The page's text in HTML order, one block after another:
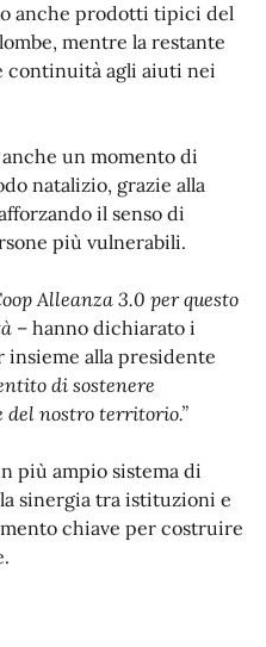
anche prodotti tipici del
mentre la restante
continuità agli aiuti nei
un momento di
natalizio, grazie alla
il senso di
più vulnerabili.
Alleanza 3.0 per questo
– hanno dichiarato i
insieme alla presidente
di sostenere
nostro territorio.”
più ampio sistema di
sinergia tra istituzioni e
chiave per costruire